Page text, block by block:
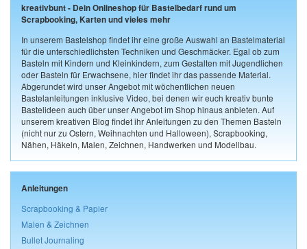
kreativbunt - Dein Onlineshop für Bastelbedarf rund um
Scrapbooking, Karten und vieles mehr
In unserem Bastelshop findet ihr eine große Auswahl an Bastelmaterial
für die unterschiedlichsten Techniken und Geschmäcker. Egal ob zum
Basteln mit Kindern und Kleinkindern, zum Gestalten mit Jugendlichen
oder Basteln für Erwachsene, hier findet ihr das passende Material.
Abgerundet wird unser Angebot mit wöchentlichen neuen
Bastelanleitungen inklusive Video, bei denen wir euch kreativ bunte
Bastelideen auch über unser Angebot im Shop hinaus anbieten. Auf
unserem kreativen Blog findet ihr Anleitungen zu den Themen Basteln
(nicht nur zu Ostern, Weihnachten und Halloween), Scrapbooking,
Nähen, Häkeln, Malen, Zeichnen, Handwerken und Modellbau.
Anleitungen
Scrapbooking & Papier
Malen & Zeichnen
Bullet Journaling